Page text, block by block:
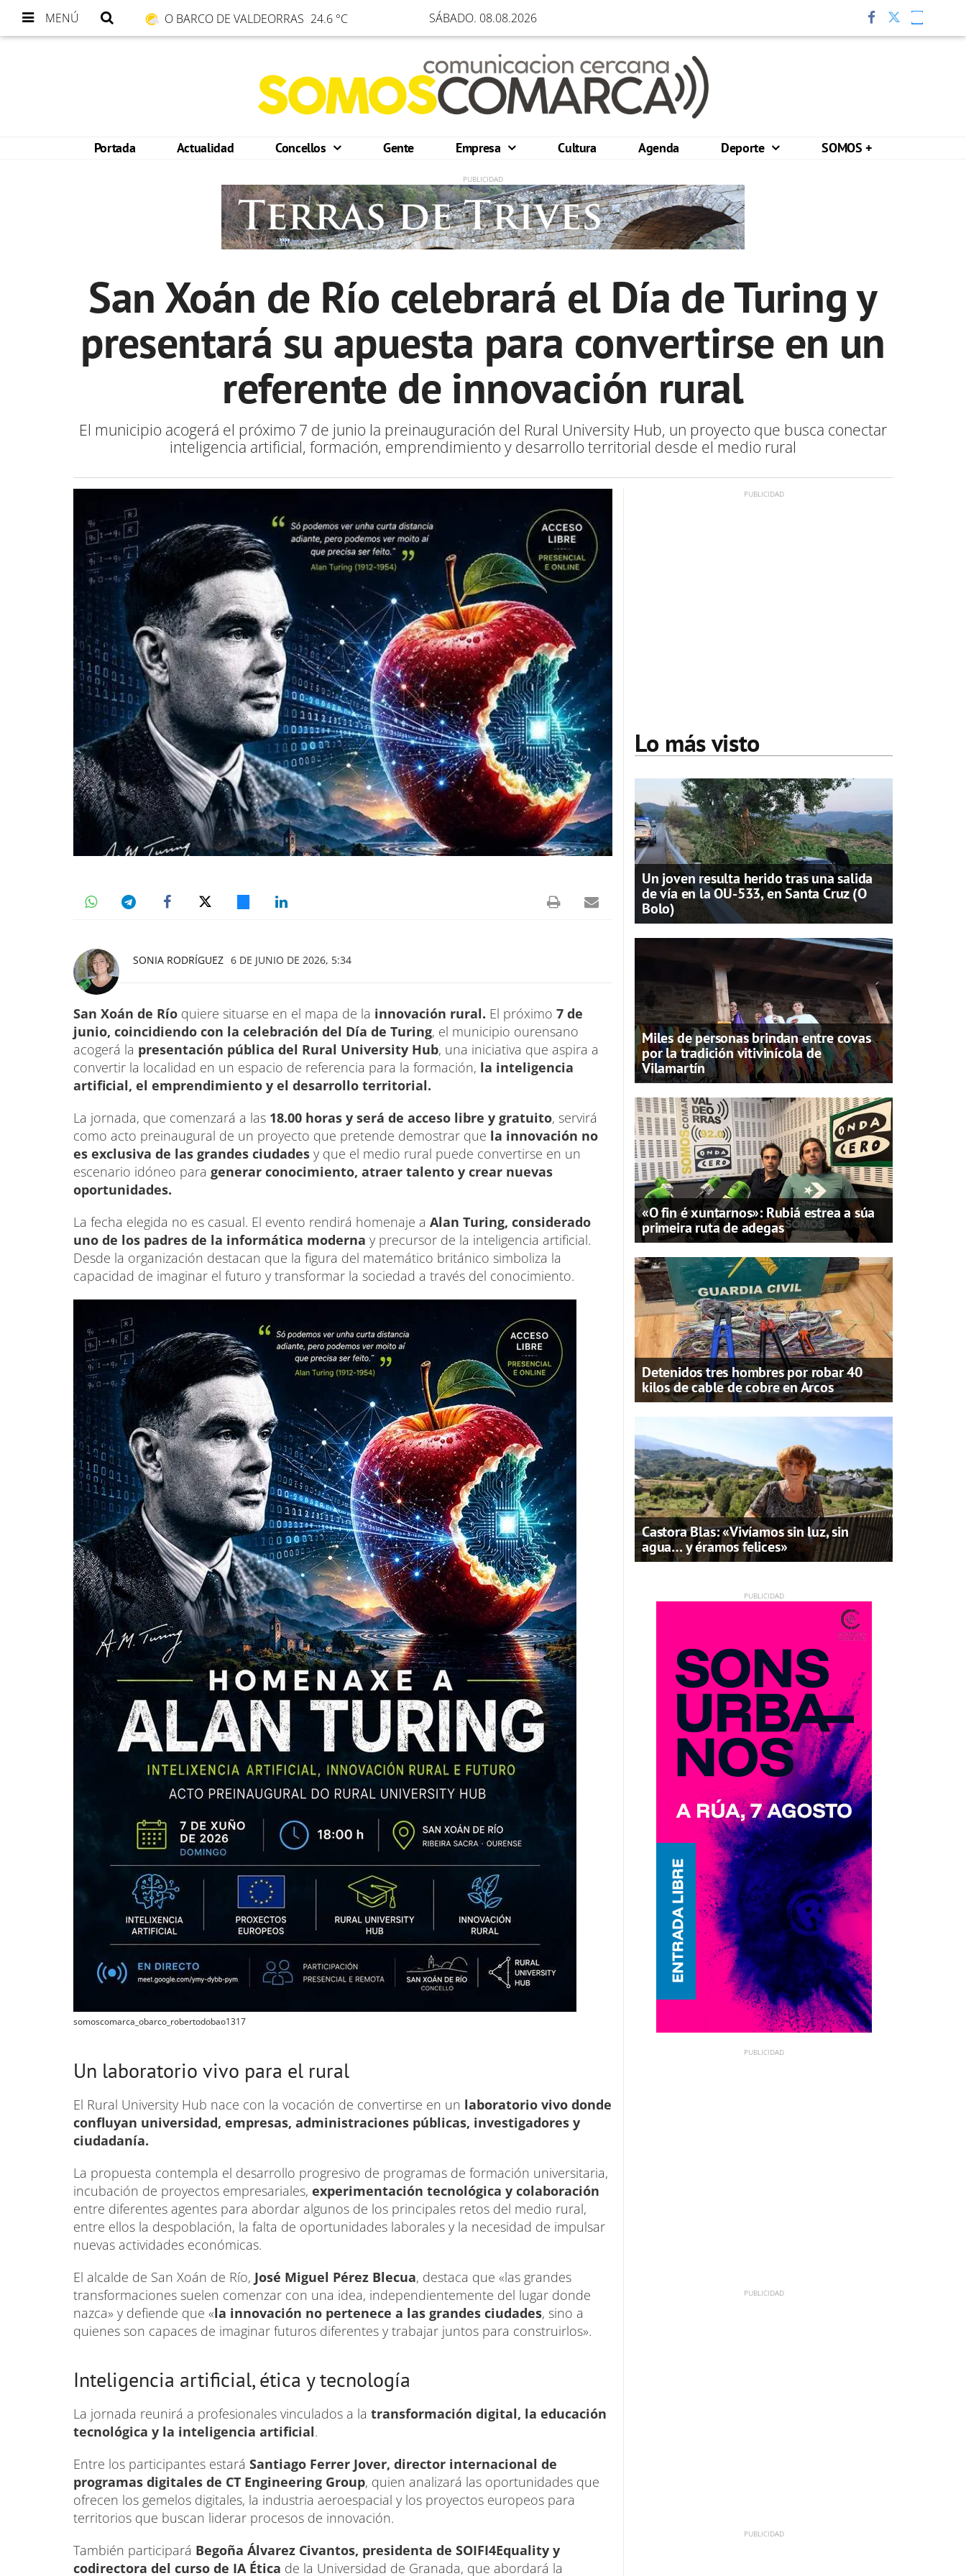
MENÚ O BARCO DE VALDEORRAS 24.6 °C SÁBADO. 08.08.2026
Portada Actualidad Concellos Gente Empresa Cultura Agenda Deporte SOMOS +
San Xoán de Río celebrará el Día de Turing y
presentará su apuesta para convertirse en un
referente de innovación rural
El municipio acogerá el próximo 7 de junio la preinauguración del Rural University Hub, un proyecto que busca conectar
inteligencia artificial, formación, emprendimiento y desarrollo territorial desde el medio rural
SONIA RODRÍGUEZ 6 DE JUNIO DE 2026, 5:34
San Xoán de Río quiere situarse en el mapa de la innovación rural. El próximo 7 de
junio, coincidiendo con la celebración del Día de Turing, el municipio ourensano
acogerá la presentación pública del Rural University Hub, una iniciativa que aspira a
convertir la localidad en un espacio de referencia para la formación, la inteligencia
artificial, el emprendimiento y el desarrollo territorial.
La jornada, que comenzará a las 18.00 horas y será de acceso libre y gratuito, servirá
como acto preinaugural de un proyecto que pretende demostrar que la innovación no
es exclusiva de las grandes ciudades y que el medio rural puede convertirse en un
escenario idóneo para generar conocimiento, atraer talento y crear nuevas
oportunidades.
La fecha elegida no es casual. El evento rendirá homenaje a Alan Turing, considerado
uno de los padres de la informática moderna y precursor de la inteligencia artificial.
Desde la organización destacan que la figura del matemático británico simboliza la
capacidad de imaginar el futuro y transformar la sociedad a través del conocimiento.
somoscomarca_obarco_robertodobao1317
Un laboratorio vivo para el rural
El Rural University Hub nace con la vocación de convertirse en un laboratorio vivo donde
confluyan universidad, empresas, administraciones públicas, investigadores y
ciudadanía.
La propuesta contempla el desarrollo progresivo de programas de formación universitaria,
incubación de proyectos empresariales, experimentación tecnológica y colaboración
entre diferentes agentes para abordar algunos de los principales retos del medio rural,
entre ellos la despoblación, la falta de oportunidades laborales y la necesidad de impulsar
nuevas actividades económicas.
El alcalde de San Xoán de Río, José Miguel Pérez Blecua, destaca que «las grandes
transformaciones suelen comenzar con una idea, independientemente del lugar donde
nazca» y defiende que «la innovación no pertenece a las grandes ciudades, sino a
quienes son capaces de imaginar futuros diferentes y trabajar juntos para construirlos».
Inteligencia artificial, ética y tecnología
La jornada reunirá a profesionales vinculados a la transformación digital, la educación
tecnológica y la inteligencia artificial.
Entre los participantes estará Santiago Ferrer Jover, director internacional de
programas digitales de CT Engineering Group, quien analizará las oportunidades que
ofrecen los gemelos digitales, la industria aeroespacial y los proyectos europeos para
territorios que buscan liderar procesos de innovación.
También participará Begoña Álvarez Civantos, presidenta de SOIFI4Equality y
codirectora del curso de IA Ética de la Universidad de Granada, que abordará la
Lo más visto
Un joven resulta herido tras una salida
de vía en la OU-533, en Santa Cruz (O
Bolo)
Miles de personas brindan entre covas
por la tradición vitivinícola de
Vilamartín
«O fin é xuntarnos»: Rubiá estrea a súa
primeira ruta de adegas
Detenidos tres hombres por robar 40
kilos de cable de cobre en Arcos
Castora Blas: «Vivíamos sin luz, sin
agua… y éramos felices»